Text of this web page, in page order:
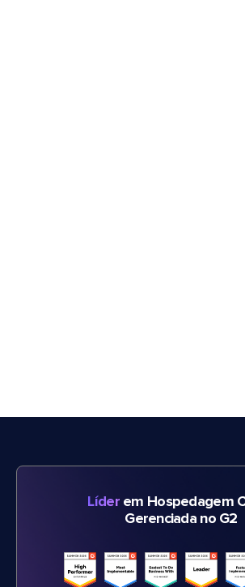
Líderem Hospedagem
Gerenciada no G2